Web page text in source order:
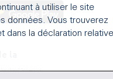
à utiliser le site
données. Vous trouverez
dans la déclaration relative